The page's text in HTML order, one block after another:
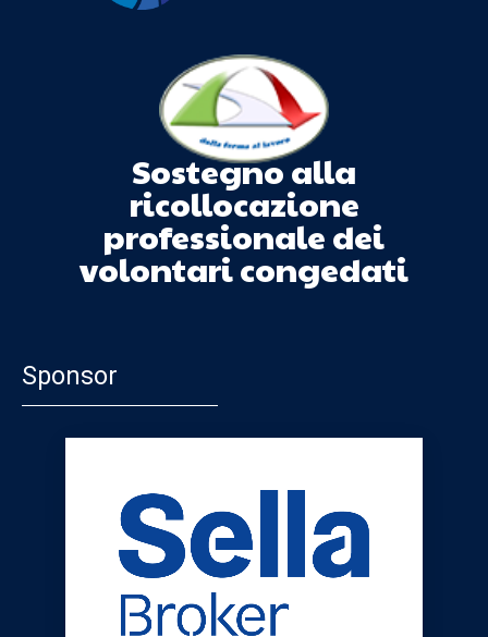
Sostegno alla
ricollocazione
professionale dei
volontari congedati
Sponsor